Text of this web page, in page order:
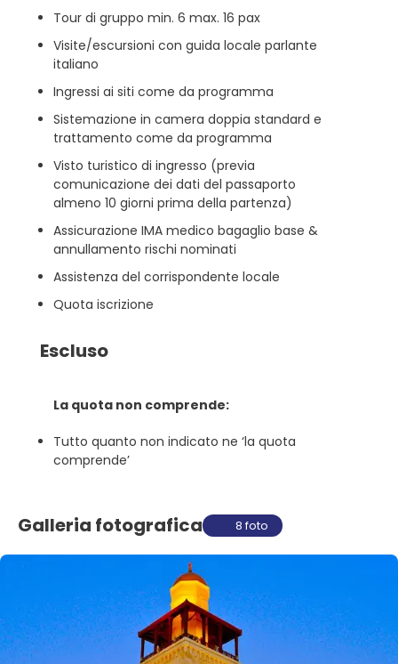
Tour di gruppo min. 6 max. 16 pax
Visite/escursioni con guida locale parlante
italiano
Ingressi ai siti come da programma
Sistemazione in camera doppia standard e
trattamento come da programma
Visto turistico di ingresso (previa
comunicazione dei dati del passaporto
almeno 10 giorni prima della partenza)
Assicurazione IMA medico bagaglio base &
annullamento rischi nominati
Assistenza del corrispondente locale
Quota iscrizione
Escluso
La quota non comprende:
Tutto quanto non indicato ne ‘la quota
comprende’
Galleria fotografica 8 foto